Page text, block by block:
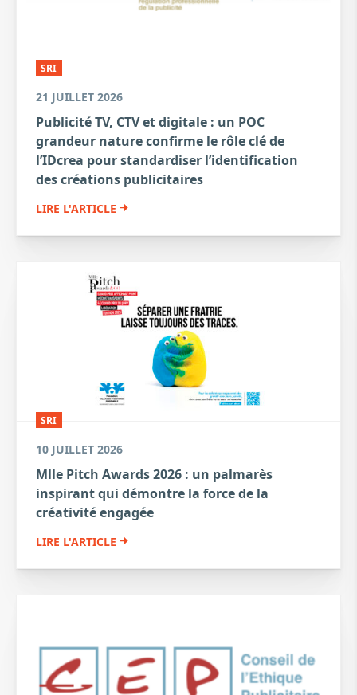
SRI
21 JUILLET 2026
Publicité TV, CTV et digitale : un POC
grandeur nature confirme le rôle clé de
l’IDcrea pour standardiser l’identification
des créations publicitaires
LIRE L'ARTICLE
SRI
10 JUILLET 2026
Mlle Pitch Awards 2026 : un palmarès
inspirant qui démontre la force de la
créativité engagée
LIRE L'ARTICLE